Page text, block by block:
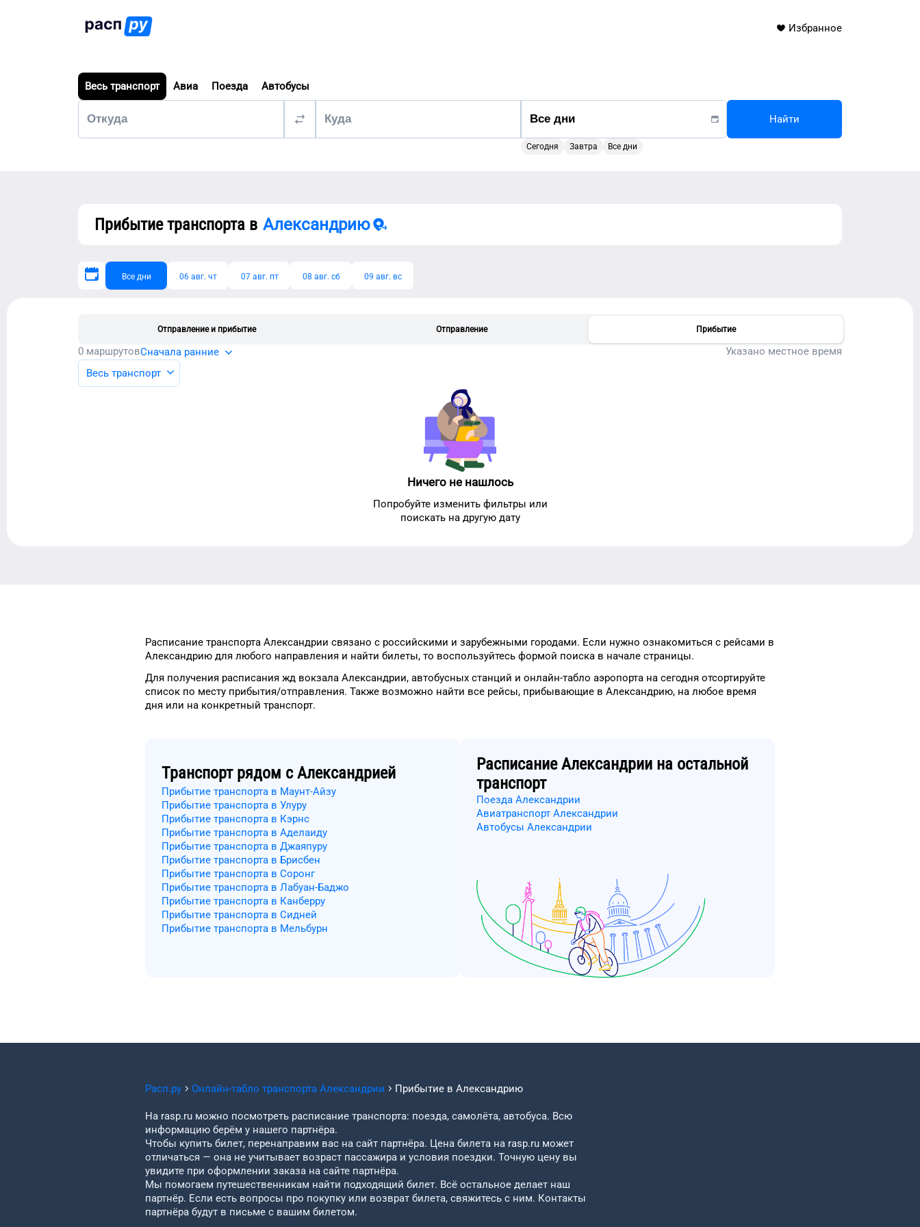
Избранное
Весь транспорт Авиа Поезда Автобусы
Сегодня Завтра Все дни
Найти
Прибытие транспорта в Александрию
Все дни 06 авг. чт 07 авг. пт 08 авг. сб 09 авг. вс
Отправление и прибытие Отправление Прибытие
0 маршрутовСначала ранние
Указано местное время
Весь транспорт
Ничего не нашлось
Попробуйте изменить фильтры или
поискать на другую дату
Расписание транспорта Александрии связано с российскими и зарубежными городами. Если нужно ознакомиться с рейсами в
Александрию для любого направления и найти билеты, то воспользуйтесь формой поиска в начале страницы.
Для получения расписания жд вокзала Александрии, автобусных станций и онлайн-табло аэропорта на сегодня отсортируйте
список по месту прибытия/отправления. Также возможно найти все рейсы, прибывающие в Александрию, на любое время
дня или на конкретный транспорт.
Транспорт рядом с Александрией
Прибытие транспорта в Маунт-Айзу
Прибытие транспорта в Улуру
Прибытие транспорта в Кэрнс
Прибытие транспорта в Аделаиду
Прибытие транспорта в Джаяпуру
Прибытие транспорта в Брисбен
Прибытие транспорта в Соронг
Прибытие транспорта в Лабуан-Баджо
Прибытие транспорта в Канберру
Прибытие транспорта в Сидней
Прибытие транспорта в Мельбурн
РасписаниеАлександрии на остальной
транспорт
Поезда Александрии
Авиатранспорт Александрии
Автобусы Александрии
Расп.ру Онлайн-табло транспорта Александрии Прибытие в Александрию
На rasp.ru можно посмотреть расписание транспорта: поезда, самолёта, автобуса. Всю
информацию берём у нашего партнёра.
Чтобы купить билет, перенаправим вас на сайт партнёра. Цена билета на rasp.ru может
отличаться — она не учитывает возраст пассажира и условия поездки. Точную цену вы
увидите при оформлении заказа на сайте партнёра.
Мы помогаем путешественникам найти подходящий билет. Всё остальное делает наш
партнёр. Если есть вопросы про покупку или возврат билета, свяжитесь с ним. Контакты
партнёра будут в письме с вашим билетом.